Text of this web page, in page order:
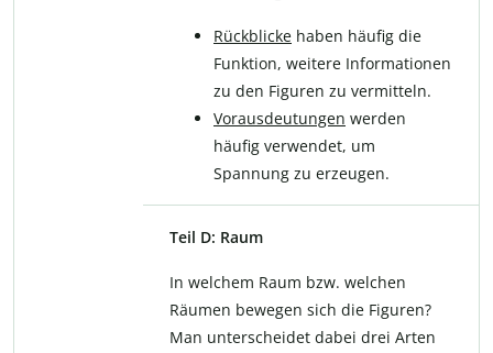
Rückblicke haben häufig die
Funktion, weitere Informationen
zu den Figuren zu vermitteln.
Vorausdeutungen werden
häufig verwendet, um
Spannung zu erzeugen.
Teil D: Raum
In welchem Raum bzw. welchen
Räumen bewegen sich die Figuren?
Man unterscheidet dabei drei Arten